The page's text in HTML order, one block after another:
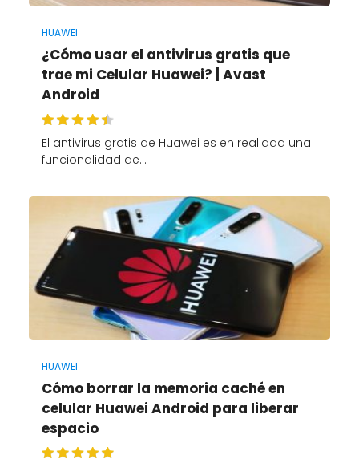
HUAWEI
¿Cómo usar el antivirus gratis que
trae mi Celular Huawei? | Avast
Android
El antivirus gratis de Huawei es en realidad una
funcionalidad de…
HUAWEI
Cómo borrar la memoria caché en
celular Huawei Android para liberar
espacio